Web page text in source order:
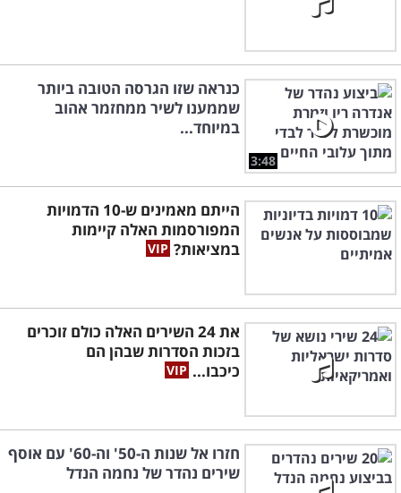
3:48
כנראה שזו הגרסה הטובה ביותר
שממענו לשיר ממחזמר אהוב
במיוחד...
הייתם מאמינים ש-10 הדמויות
המפורסמות האלה קיימות
במציאות?
את 24 השירים האלה כולם זוכרים
בזכות הסדרות שבהן הם
כיכבו...
חזרו אל שנות ה-50' וה-60' עם אוסף
שירים נהדר של נחמה הנדל